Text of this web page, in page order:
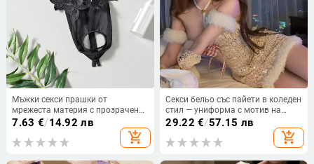
Мъжки секси прашки от
мрежеста материя с прозрачен
дизайн и открита зона
7.63 €/14.92 лв
add_shopping_cart
Секси бельо със пайети в коледен
стил — униформа с мотив на
елен, комплект с ръкави и
29.22 €/57.15 лв
add_shopping_cart